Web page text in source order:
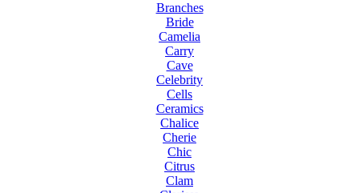
Branches
Bride
Camelia
Carry
Cave
Celebrity
Cells
Ceramics
Chalice
Cherie
Chic
Citrus
Clam